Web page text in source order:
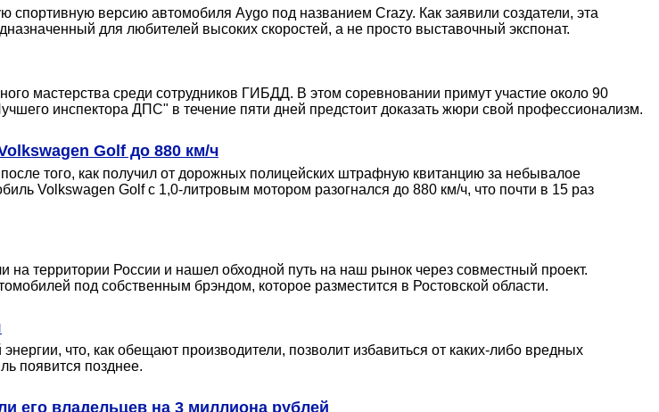
версию автомобиля Aygo под названием Crazy. Как заявили создатели, эта
для любителей высоких скоростей, а не просто выставочный экспонат.
мастерства среди сотрудников ГИБДД. В этом соревновании примут участие около 90
инспектора ДПС" в течение пяти дней предстоит доказать жюри свой профессионализм.
Golf до 880 км/ч
того, как получил от дорожных полицейских штрафную квитанцию за небывалое
Volkswagen Golf с 1,0-литровым мотором разогнался до 880 км/ч, что почти в 15 раз
на территории России и нашел обходной путь на наш рынок через совместный проект.
под собственным брэндом, которое разместится в Ростовской области.
что, как обещают производители, позволит избавиться от каких-либо вредных
появится позднее.
его владельцев на 3 миллиона рублей